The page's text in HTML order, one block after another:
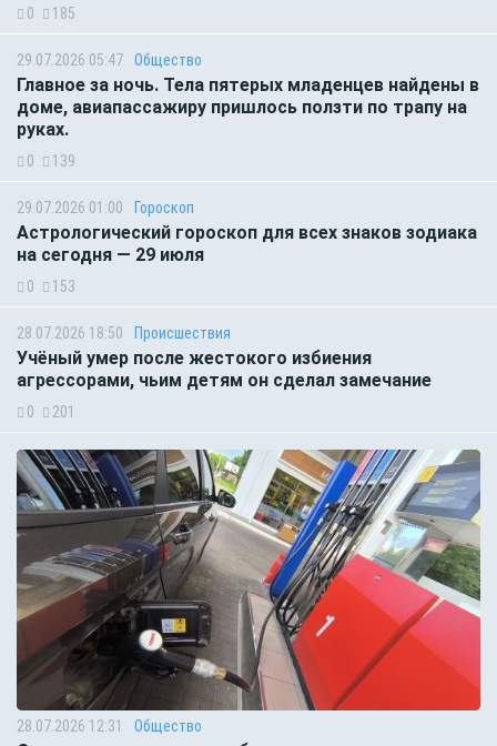
0 185
29.07.2026 05:47 Общество
Главное за ночь. Тела пятерых младенцев найдены в
доме, авиапассажиру пришлось ползти по трапу на
руках.
0 139
29.07.2026 01:00 Гороскоп
Астрологический гороскоп для всех знаков зодиака
на сегодня — 29 июля
0 153
28.07.2026 18:50 Происшествия
Учёный умер после жестокого избиения
агрессорами, чьим детям он сделал замечание
0 201
28.07.2026 12:31 Общество